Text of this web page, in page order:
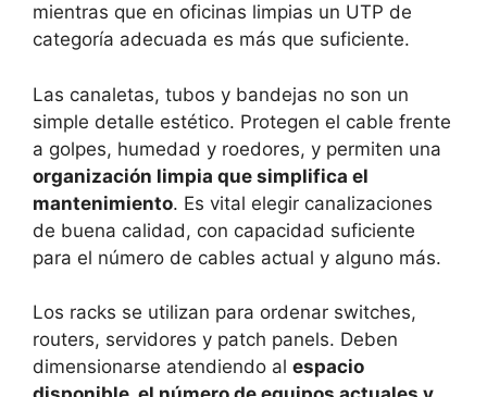
mientras que en oficinas limpias un UTP de
categoría adecuada es más que suficiente.
Las canaletas, tubos y bandejas no son un
simple detalle estético. Protegen el cable frente
a golpes, humedad y roedores, y permiten una
organización limpia que simplifica el
mantenimiento. Es vital elegir canalizaciones
de buena calidad, con capacidad suficiente
para el número de cables actual y alguno más.
Los racks se utilizan para ordenar switches,
routers, servidores y patch panels. Deben
dimensionarse atendiendo al espacio